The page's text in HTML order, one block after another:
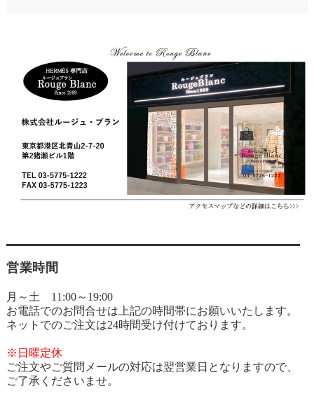
営業時間
月～土 11:00～19:00
お電話でのお問合せは上記の時間帯にお願いいたします。
ネットでのご注文は24時間受け付けております。
※日曜定休
ご注文やご質問メールの対応は翌営業日となりますので、
ご了承くださいませ。